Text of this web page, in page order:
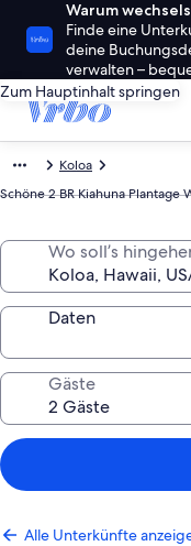
Warum
Finde eine
deine
verwalten –
Zum Hauptinhalt springen
Koloa
Schöne 2 BR Kiahuna
Wo soll’s
Daten
Gäste
Alle Unterkünfte